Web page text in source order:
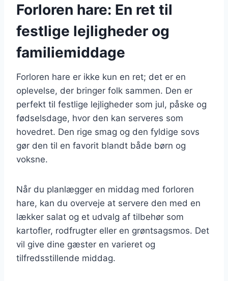
Forloren hare: En ret til
festlige lejligheder og
familiemiddage
Forloren hare er ikke kun en ret; det er en
oplevelse, der bringer folk sammen. Den er
perfekt til festlige lejligheder som jul, påske og
fødselsdage, hvor den kan serveres som
hovedret. Den rige smag og den fyldige sovs
gør den til en favorit blandt både børn og
voksne.
Når du planlægger en middag med forloren
hare, kan du overveje at servere den med en
lækker salat og et udvalg af tilbehør som
kartofler, rodfrugter eller en grøntsagsmos. Det
vil give dine gæster en varieret og
tilfredsstillende middag.